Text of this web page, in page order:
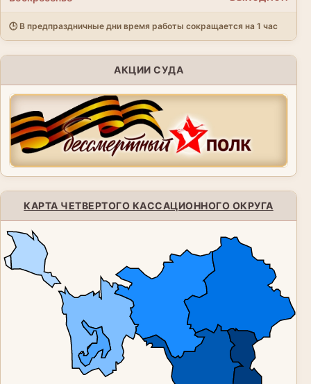
🕒 В предпраздничные дни время работы сокращается на 1 час
АКЦИИ СУДА
КАРТА ЧЕТВЕРТОГО КАССАЦИОННОГО ОКРУГА